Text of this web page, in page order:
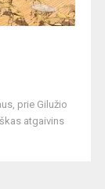
prie Gilužio
atgaivins